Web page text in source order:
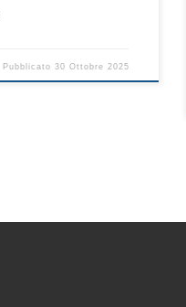
Pubblicato 30 Ottobre 2025